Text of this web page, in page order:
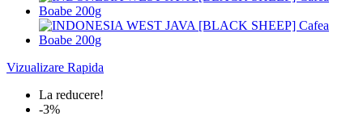
Vizualizare Rapida
La reducere!
-3%